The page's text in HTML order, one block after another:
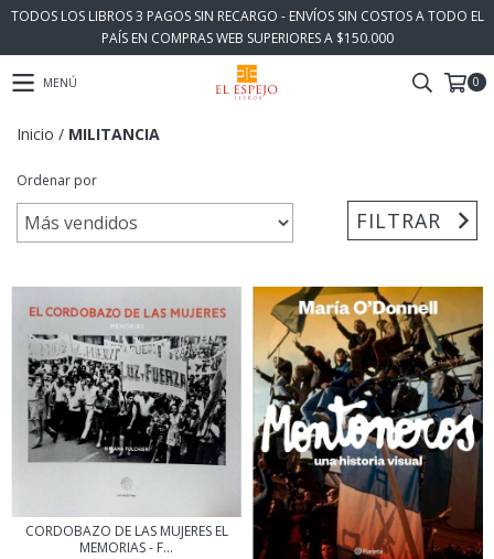
TODOS LOS LIBROS 3 PAGOS SIN RECARGO - ENVÍOS SIN COSTOS A TODO EL
PAÍS EN COMPRAS WEB SUPERIORES A $150.000
MENÚ 0
Inicio / MILITANCIA
Ordenar por
FILTRAR
CORDOBAZO DE LAS MUJERES EL
MEMORIAS - F...